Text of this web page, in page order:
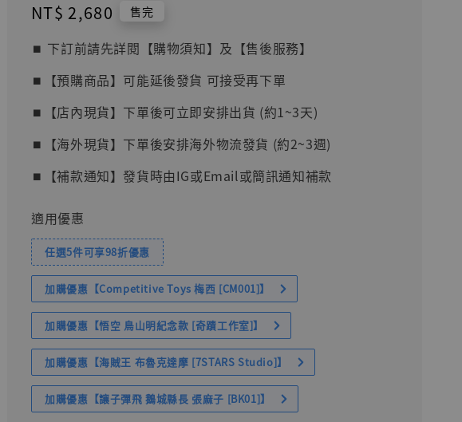
Regular
price
NT$ 2,680 售完
⏹︎ 下訂前請先詳閱【購物須知】及【售後服務】
⏹︎【預購商品】可能延後發貨 可接受再下單
⏹︎【店內現貨】下單後可立即安排出貨 (約1~3天)
⏹︎【海外現貨】下單後安排海外物流發貨 (約2~3週)
⏹︎【補款通知】發貨時由IG或Email或簡訊通知補款
適用優惠
任選5件可享98折優惠
加購優惠【Competitive Toys 梅西 [CM001]】
加購優惠【悟空 鳥山明紀念款 [奇蹟工作室]】
加購優惠【海賊王 布魯克達摩 [7STARS Studio]】
加購優惠【讓子彈飛 鵝城縣長 張麻子 [BK01]】